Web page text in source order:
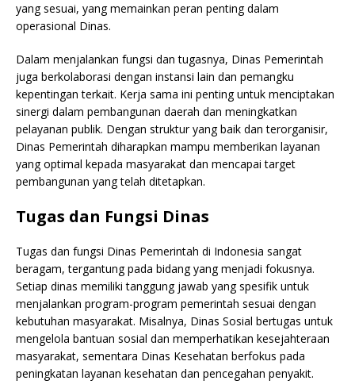
yang sesuai, yang memainkan peran penting dalam
operasional Dinas.
Dalam menjalankan fungsi dan tugasnya, Dinas Pemerintah
juga berkolaborasi dengan instansi lain dan pemangku
kepentingan terkait. Kerja sama ini penting untuk menciptakan
sinergi dalam pembangunan daerah dan meningkatkan
pelayanan publik. Dengan struktur yang baik dan terorganisir,
Dinas Pemerintah diharapkan mampu memberikan layanan
yang optimal kepada masyarakat dan mencapai target
pembangunan yang telah ditetapkan.
Tugas dan Fungsi Dinas
Tugas dan fungsi Dinas Pemerintah di Indonesia sangat
beragam, tergantung pada bidang yang menjadi fokusnya.
Setiap dinas memiliki tanggung jawab yang spesifik untuk
menjalankan program-program pemerintah sesuai dengan
kebutuhan masyarakat. Misalnya, Dinas Sosial bertugas untuk
mengelola bantuan sosial dan memperhatikan kesejahteraan
masyarakat, sementara Dinas Kesehatan berfokus pada
peningkatan layanan kesehatan dan pencegahan penyakit.